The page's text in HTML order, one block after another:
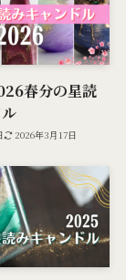
春分の星読
2026年3月17日